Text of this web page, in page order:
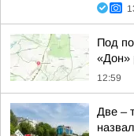
Под
«Дон»
12:59
Две –